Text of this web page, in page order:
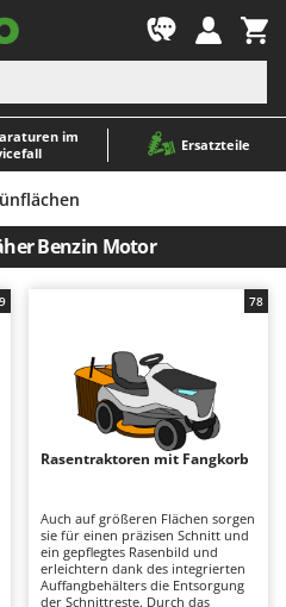
im
Ersatzteile
für Traktoren
Benzin Motor
Rasentraktoren mit Fangkorb
Auch auf größeren Flächen sorgen
sie für einen präzisen Schnitt und
ein gepflegtes Rasenbild und
erleichtern dank des integrierten
Auffangbehälters die Entsorgung
der Schnittreste. Durch das
78